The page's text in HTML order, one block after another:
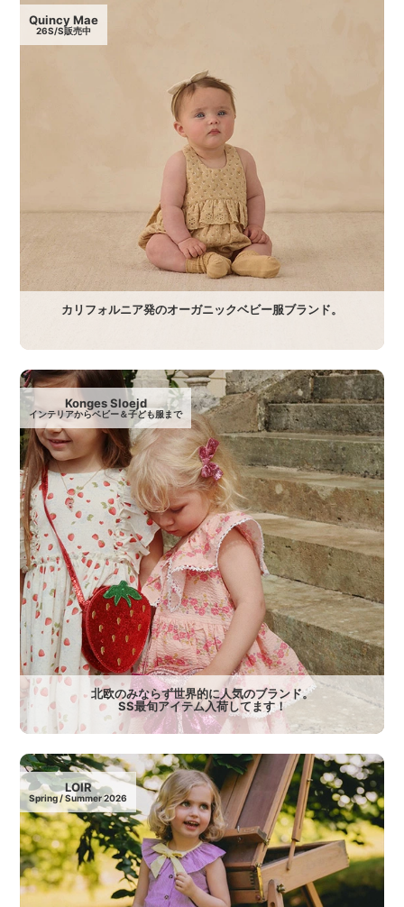
Quincy Mae
26S/S販売中
カリフォルニア発のオーガニックベビー服ブランド。
Konges Sloejd
インテリアからベビー＆子ども服まで
北欧のみならず世界的に人気のブランド。
SS最旬アイテム入荷してます！
LOIR
Spring / Summer 2026